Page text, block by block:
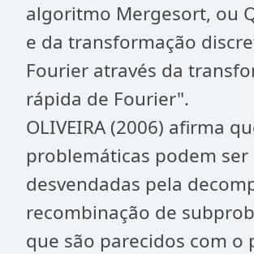
algoritmo Mergesort, ou
e da transformação
Fourier através da
rápida de Fourier".
OLIVEIRA (2006) afirma
problemáticas podem ser
desvendadas pela
recombinação de
que são parecidos com o